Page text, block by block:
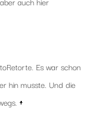
Es war schon
hin musste. Und die
↑